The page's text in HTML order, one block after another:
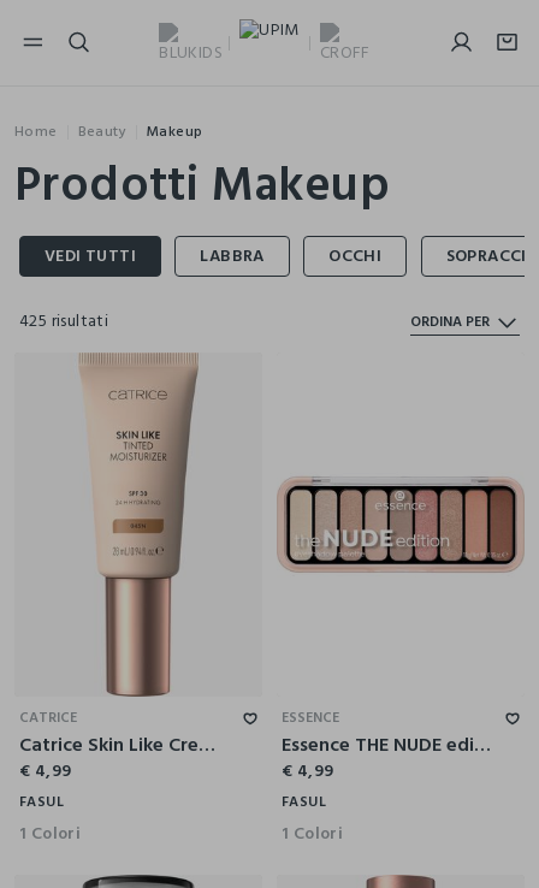
NAVIGATION.ARIA.GOTOMAINCONTENT
Home Beauty Makeup
Prodotti Makeup
425 risultati ORDINA PER
CATRICE
Catrice Skin Like Crema Idratante Colorata 023W
€ 4,99
FASUL
1 Colori
ESSENCE
Essence THE NUDE edition palette ombretti 10
€ 4,99
FASUL
1 Colori